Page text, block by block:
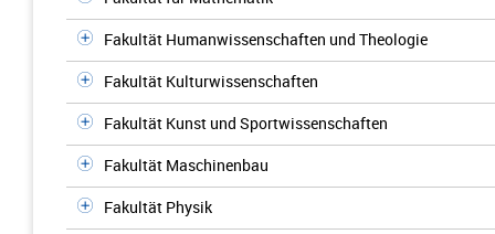
Fakultät Humanwissenschaften und Theologie
Fakultät Kulturwissenschaften
Fakultät Kunst und Sportwissenschaften
Fakultät Maschinenbau
Fakultät Physik